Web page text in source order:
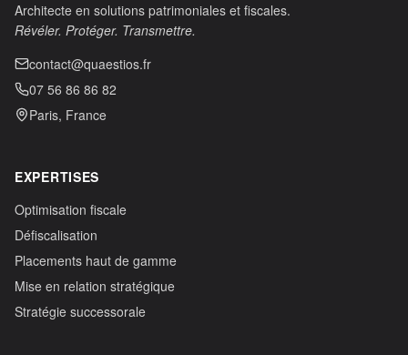
Architecte en solutions patrimoniales et fiscales.
Révéler. Protéger. Transmettre.
contact@quaestios.fr
07 56 86 86 82
Paris, France
EXPERTISES
Optimisation fiscale
Défiscalisation
Placements haut de gamme
Mise en relation stratégique
Stratégie successorale